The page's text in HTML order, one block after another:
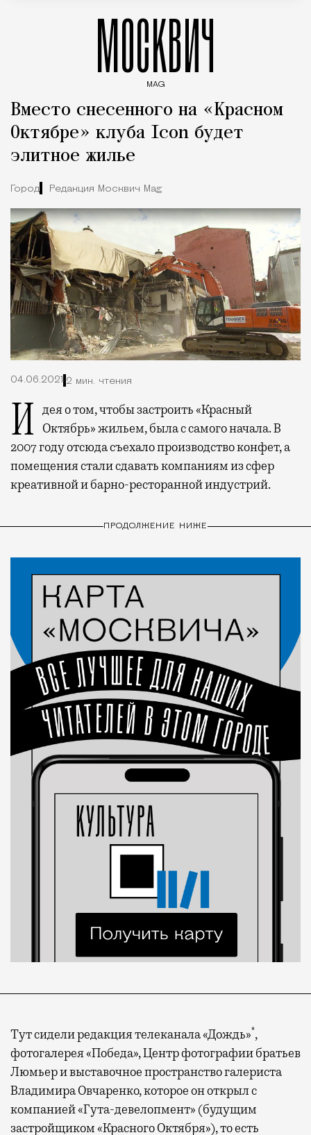
МОСКВИЧ
MAG
Вместо снесенного на «Красном
Октябре» клуба Icon будет
элитное жилье
Город Редакция Москвич Mag
04.06.2021 2 мин. чтения
Идея о том, чтобы застроить «Красный
Октябрь» жильем, была с самого начала. В
2007 году отсюда съехало производство конфет, а
помещения стали сдавать компаниям из сфер
креативной и барно-ресторанной индустрий.
ПРОДОЛЖЕНИЕ НИЖЕ
Тут сидели редакция телеканала «Дождь»*,
фотогалерея «Победа», Центр фотографии братьев
Люмьер и выставочное пространство галериста
Владимира Овчаренко, которое он открыл с
компанией «Гута-девелопмент» (будущим
застройщиком «Красного Октября»), то есть